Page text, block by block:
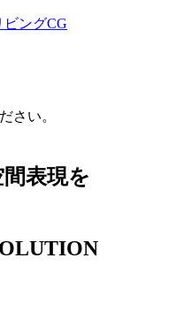
さい。
表現を